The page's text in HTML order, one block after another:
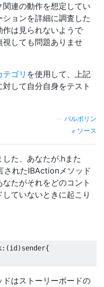
連の動作を想定してい
ションを詳細に調査した
作は見られないようで
しても問題ありませ
ゴリ を使用して、上記
して自分自身をテスト
バルボリン
ソース
た、あなたが.hまた
されたIBActionメソッド
たがそれをどのコント
ていないときに起こり
はストーリーボードの